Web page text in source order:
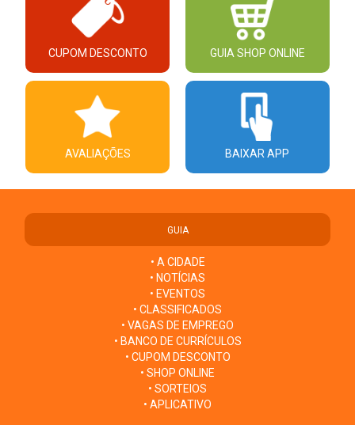
CUPOM DESCONTO GUIA SHOP ONLINE
AVALIAÇÕES BAIXAR APP
GUIA
• A CIDADE
• NOTÍCIAS
• EVENTOS
• CLASSIFICADOS
• VAGAS DE EMPREGO
• BANCO DE CURRÍCULOS
• CUPOM DESCONTO
• SHOP ONLINE
• SORTEIOS
• APLICATIVO